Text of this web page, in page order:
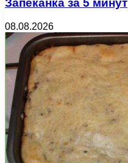
Запеканка за 5 минут
08.08.2026